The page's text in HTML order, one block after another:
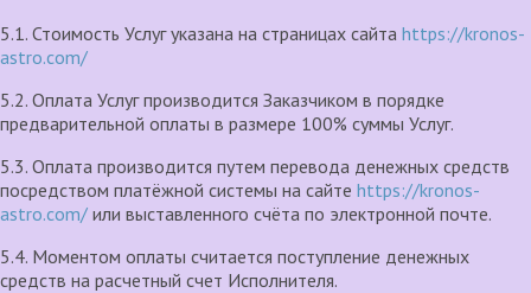
5.1. Стоимость Услуг указана на страницах сайта https://kronos-
astro.com/
5.2. Оплата Услуг производится Заказчиком в порядке
предварительной оплаты в размере 100% суммы Услуг.
5.3. Оплата производится путем перевода денежных средств
посредством платёжной системы на сайте https://kronos-
astro.com/ или выставленного счёта по электронной почте.
5.4. Моментом оплаты считается поступление денежных
средств на расчетный счет Исполнителя.